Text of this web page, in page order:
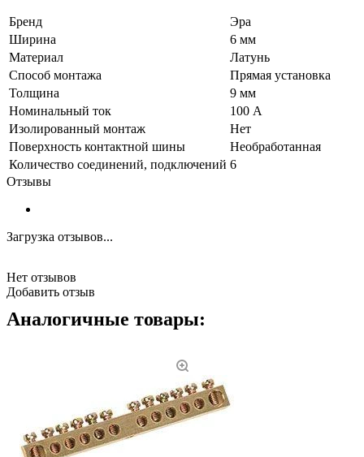
Бренд
Эра
Ширина
6 мм
Материал
Латунь
Способ монтажа
Прямая установка
Толщина
9 мм
Номинальный ток
100 А
Изолированный монтаж
Нет
Поверхность контактной шины
Необработанная
Количество соединений, подключений 6
Отзывы
Загрузка отзывов...
Нет отзывов
Добавить отзыв
Аналогичные товары: